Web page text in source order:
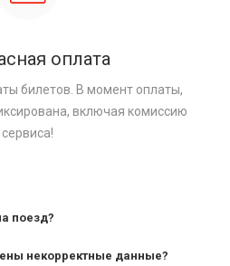
оплата
билетов. В момент оплаты,
включая комиссию
сервиса!
поезд?
некорректные данные?